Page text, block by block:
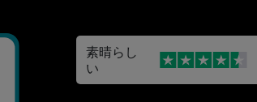
素晴らし
い